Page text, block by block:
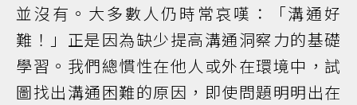
並沒有。大多數人仍時常哀嘆：「溝通好
難！」正是因為缺少提高溝通洞察力的基礎
學習。我們總慣性在他人或外在環境中，試
圖找出溝通困難的原因，即使問題明明出在